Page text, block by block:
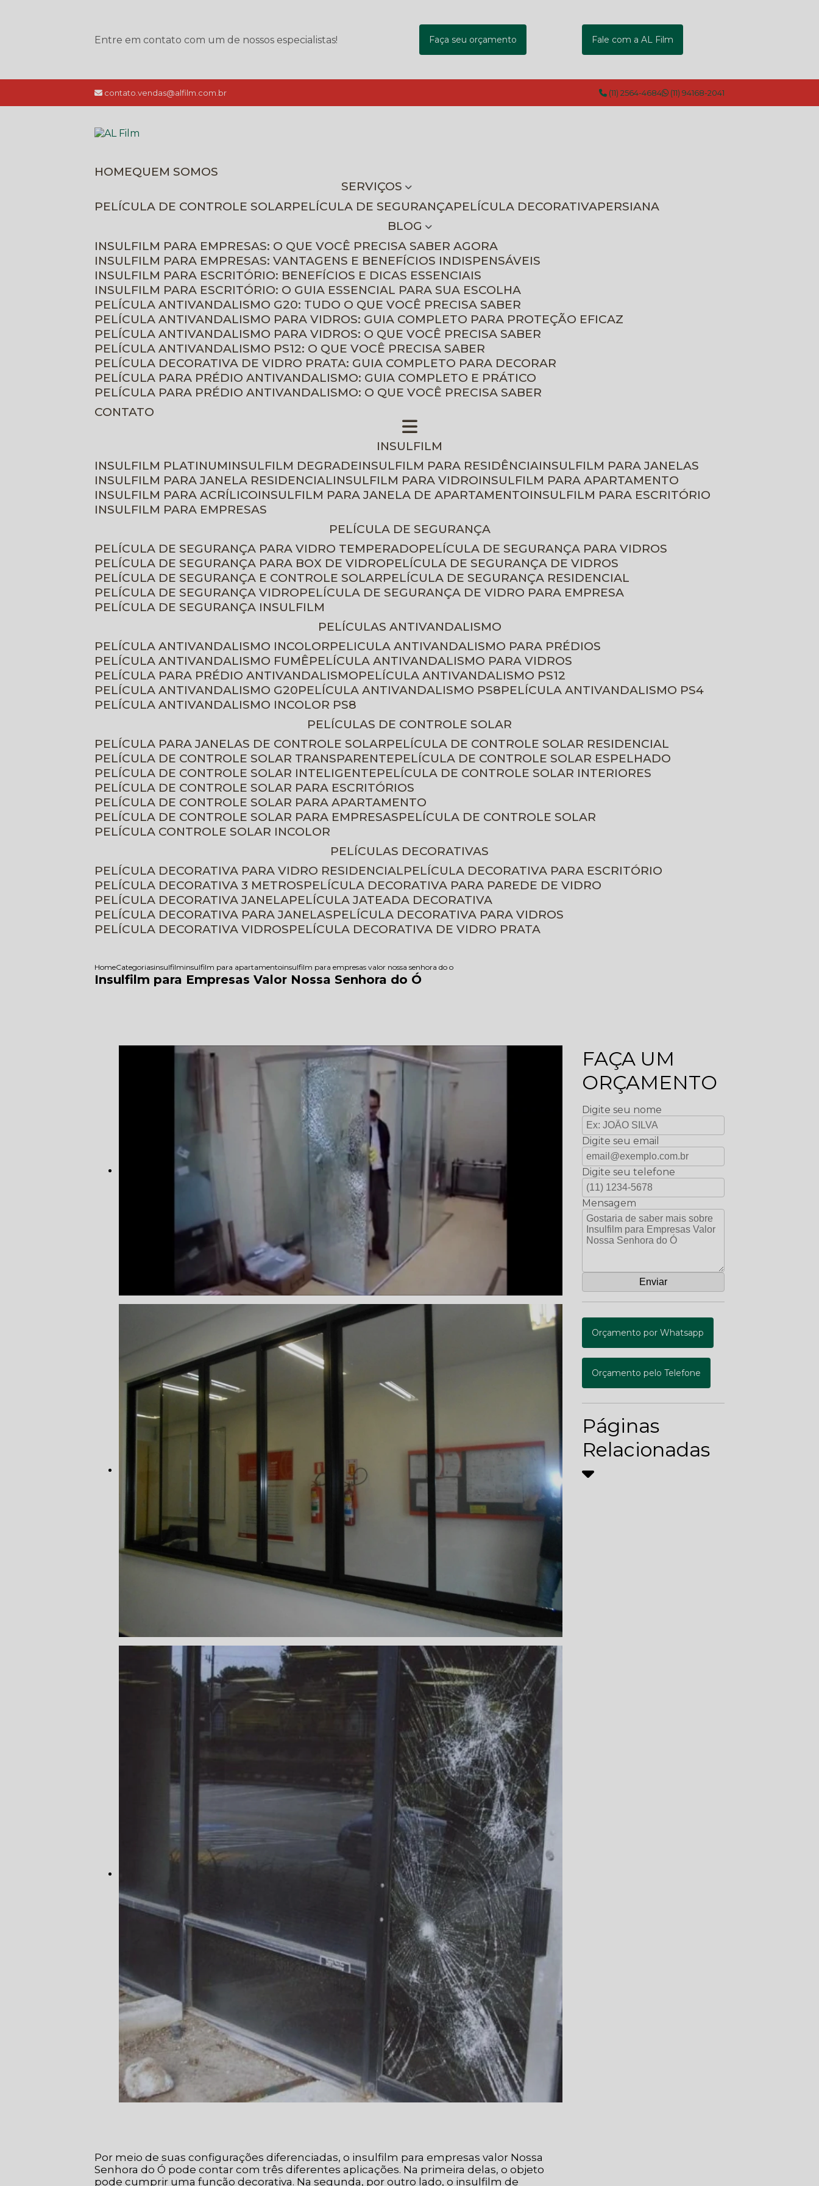
Entre em contato com um de nossos especialistas! Faça seu orçamento Fale com a AL Film
contato.vendas@alfilm.com.br (11) 2564-4684 (11) 94168-2041
HOME
QUEM SOMOS
SERVIÇOS
PELÍCULA DE CONTROLE SOLAR
PELÍCULA DE SEGURANÇA PELÍCULA DECORATIVA
PERSIANA
BLOG
INSULFILM PARA EMPRESAS: O QUE VOCÊ PRECISA SABER AGORA
INSULFILM PARA EMPRESAS: VANTAGENS E BENEFÍCIOS INDISPENSÁVEIS
INSULFILM PARA ESCRITÓRIO: BENEFÍCIOS E DICAS ESSENCIAIS
INSULFILM PARA ESCRITÓRIO: O GUIA ESSENCIAL PARA SUA ESCOLHA
PELÍCULA ANTIVANDALISMO G20: TUDO O QUE VOCÊ PRECISA SABER
PELÍCULA ANTIVANDALISMO PARA VIDROS: GUIA COMPLETO PARA PROTEÇÃO EFICAZ
PELÍCULA ANTIVANDALISMO PARA VIDROS: O QUE VOCÊ PRECISA SABER
PELÍCULA ANTIVANDALISMO PS12: O QUE VOCÊ PRECISA SABER
PELÍCULA DECORATIVA DE VIDRO PRATA: GUIA COMPLETO PARA DECORAR
PELÍCULA PARA PRÉDIO ANTIVANDALISMO: GUIA COMPLETO E PRÁTICO
PELÍCULA PARA PRÉDIO ANTIVANDALISMO: O QUE VOCÊ PRECISA SABER
CONTATO
INSULFILM
INSULFILM PLATINUM INSULFILM DEGRADE INSULFILM PARA RESIDÊNCIA INSULFILM PARA JANELAS
INSULFILM PARA JANELA RESIDENCIAL INSULFILM PARA VIDRO INSULFILM PARA APARTAMENTO
INSULFILM PARA ACRÍLICO INSULFILM PARA JANELA DE APARTAMENTO INSULFILM PARA ESCRITÓRIO
INSULFILM PARA EMPRESAS
PELÍCULA DE SEGURANÇA
PELÍCULA DE SEGURANÇA PARA VIDRO TEMPERADO
PELÍCULA DE SEGURANÇA PARA VIDROS
PELÍCULA DE SEGURANÇA PARA BOX DE VIDRO
PELÍCULA DE SEGURANÇA DE VIDROS
PELÍCULA DE SEGURANÇA E CONTROLE SOLAR
PELÍCULA DE SEGURANÇA RESIDENCIAL
PELÍCULA DE SEGURANÇA VIDRO
PELÍCULA DE SEGURANÇA DE VIDRO PARA EMPRESA
PELÍCULA DE SEGURANÇA INSULFILM
PELÍCULAS ANTIVANDALISMO
PELÍCULA ANTIVANDALISMO INCOLOR
PELICULA ANTIVANDALISMO PARA PRÉDIOS
PELÍCULA ANTIVANDALISMO FUMÊ
PELÍCULA ANTIVANDALISMO PARA VIDROS
PELÍCULA PARA PRÉDIO ANTIVANDALISMO
PELÍCULA ANTIVANDALISMO PS12
PELÍCULA ANTIVANDALISMO G20
PELÍCULA ANTIVANDALISMO PS8
PELÍCULA ANTIVANDALISMO PS4
PELÍCULA ANTIVANDALISMO INCOLOR PS8
PELÍCULAS DE CONTROLE SOLAR
PELÍCULA PARA JANELAS DE CONTROLE SOLAR
PELÍCULA DE CONTROLE SOLAR RESIDENCIAL
PELÍCULA DE CONTROLE SOLAR TRANSPARENTE
PELÍCULA DE CONTROLE SOLAR ESPELHADO
PELÍCULA DE CONTROLE SOLAR INTELIGENTE
PELÍCULA DE CONTROLE SOLAR INTERIORES
PELÍCULA DE CONTROLE SOLAR PARA ESCRITÓRIOS
PELÍCULA DE CONTROLE SOLAR PARA APARTAMENTO
PELÍCULA DE CONTROLE SOLAR PARA EMPRESAS
PELÍCULA DE CONTROLE SOLAR
PELÍCULA CONTROLE SOLAR INCOLOR
PELÍCULAS DECORATIVAS
PELÍCULA DECORATIVA PARA VIDRO RESIDENCIAL
PELÍCULA DECORATIVA PARA ESCRITÓRIO
PELÍCULA DECORATIVA 3 METROS
PELÍCULA DECORATIVA PARA PAREDE DE VIDRO
PELÍCULA DECORATIVA JANELA
PELÍCULA JATEADA DECORATIVA
PELÍCULA DECORATIVA PARA JANELAS
PELÍCULA DECORATIVA PARA VIDROS
PELÍCULA DECORATIVA VIDROS
PELÍCULA DECORATIVA DE VIDRO PRATA
HomeCategoriasinsulfilminsulfilm para apartamentoinsulfilm para empresas valor nossa senhora do o
Insulfilm para Empresas Valor Nossa Senhora do Ó
Por meio de suas configurações diferenciadas, o insulfilm para empresas valor Nossa
Senhora do Ó pode contar com três diferentes aplicações. Na primeira delas, o objeto
pode cumprir uma função decorativa. Na segunda, por outro lado, o insulfilm de
FAÇA UM
ORÇAMENTO
Digite seu nome
Digite seu email
Digite seu telefone
Mensagem
Orçamento por Whatsapp
Orçamento pelo Telefone
Páginas
Relacionadas